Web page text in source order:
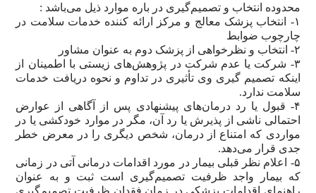
محدوده انتخاب و تصمیم‌گیری در باره موارد ذیل می‌باشد :
۱- انتخاب پزشک معالج و مرکز ارائه کننده خدمات سلامت در
چارچوب ضوابط
۲- انتخاب و نظرخواهی از پزشک دوم به عنوان مشاور
۳- شرکت یا عدم شرکت در پژوهش‌های زیستی با اطمینان از
اینکه تصمیم گیری وی تأثیری در تداوم و نحوه دریافت خدمات
سلامت ندارد.
۴- قبول یا رد درمان‌های پیشنهادی پس از آگاهی از عوارض
احتمالی ناشی از پذیرش یا رد آن، مگر در موارد خودکشی یا در
مواردی که امتناع از درمان، شخص دیگری را در معرض خطر
جدی قرار می‌دهد.
۵- اعلام نظر قبلی بیمار در مورد اقدامات درمانی آتی در زمانی
که بیمار واجد ظرفیت تصمیم‌گیری است ثبت و به عنوان
راهنمای اقدامات پزشکی در زمانِ فقدانِ ظرفیت تصمیم‌گیری